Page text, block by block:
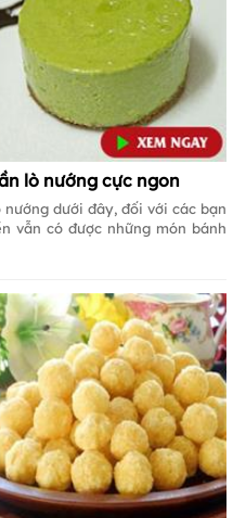
lò nướng cực ngon
dưới đây, đối với các bạn
vẫn có được những món bánh